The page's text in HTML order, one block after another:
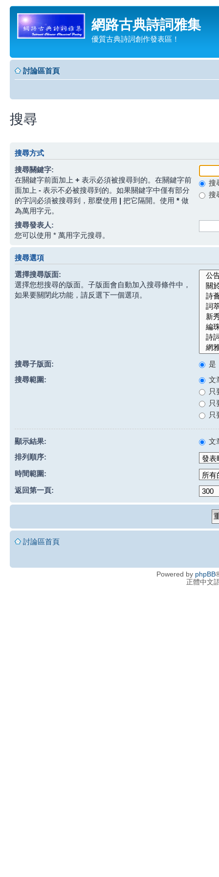
網路古典詩詞雅集
優質古典詩詞創作發表區！
討論區首頁
搜尋
搜尋方式
搜尋關鍵字:
在關鍵字前面加上 + 表示必須被搜尋到的。在關鍵字前
面加上 - 表示不必被搜尋到的。如果關鍵字中僅有部分
的字詞必須被搜尋到，那麼使用 | 把它隔開。使用 * 做
為萬用字元。
搜
搜
搜尋發表人:
您可以使用 * 萬用字元搜尋。
搜尋選項
選擇搜尋版面:
選擇您想搜尋的版面。子版面會自動加入搜尋條件中，
如果要關閉此功能，請反選下一個選項。
搜尋子版面:
是
搜尋範圍:
文
只
只
只
顯示結果:
文
排列順序:
時間範圍:
返回第一頁:
討論區首頁
Powered by phpBB
正體中文